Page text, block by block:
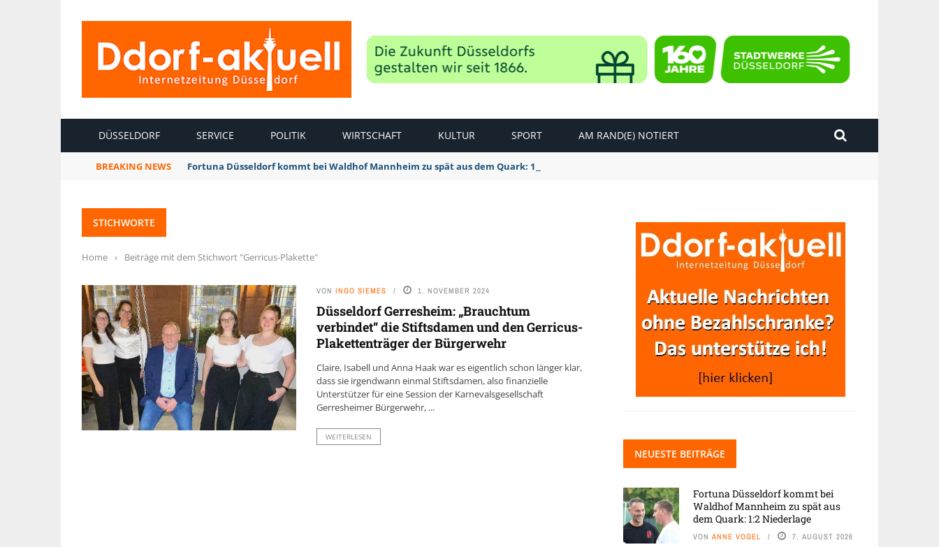
DÜSSELDORF SERVICE POLITIK WIRTSCHAFT KULTUR SPORT AM RAND(E) NOTIERT
BREAKING NEWS Fortuna Düsseldorf kommt bei Waldhof Mannheim zu spät aus dem Quark: 1:2 Niederlage
STICHWORTE
Home › Beiträge mit dem Stichwort "Gerricus-Plakette"
VON INGO SIEMES 1. NOVEMBER 2024
Düsseldorf Gerresheim: „Brauchtum
verbindet“ die Stiftsdamen und den Gerricus-
Plakettenträger der Bürgerwehr
Claire, Isabell und Anna Haak war es eigentlich schon länger klar,
dass sie irgendwann einmal Stiftsdamen, also finanzielle
Unterstützer für eine Session der Karnevalsgesellschaft
Gerresheimer Bürgerwehr, ...
WEITERLESEN
NEUESTE BEITRÄGE
Fortuna Düsseldorf kommt bei
Waldhof Mannheim zu spät aus
dem Quark: 1:2 Niederlage
VON ANNE VOGEL 7. AUGUST 2026